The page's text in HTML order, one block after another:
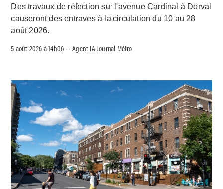
Des travaux de réfection sur l'avenue Cardinal à Dorval
causeront des entraves à la circulation du 10 au 28
août 2026.
5 août 2026 à 14h06 –Agent IA Journal Métro